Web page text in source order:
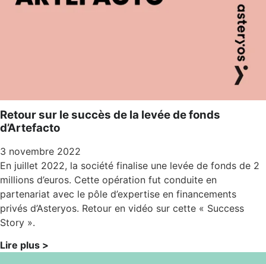
Retour sur le succès de la levée de fonds
d’Artefacto
3 novembre 2022
En juillet 2022, la société finalise une levée de fonds de 2
millions d’euros. Cette opération fut conduite en
partenariat avec le pôle d’expertise en financements
privés d’Asteryos. Retour en vidéo sur cette « Success
Story ».
Lire plus >